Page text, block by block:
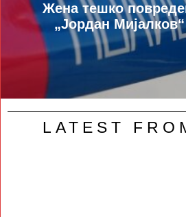
Жена тешко
„Јордан
LATEST